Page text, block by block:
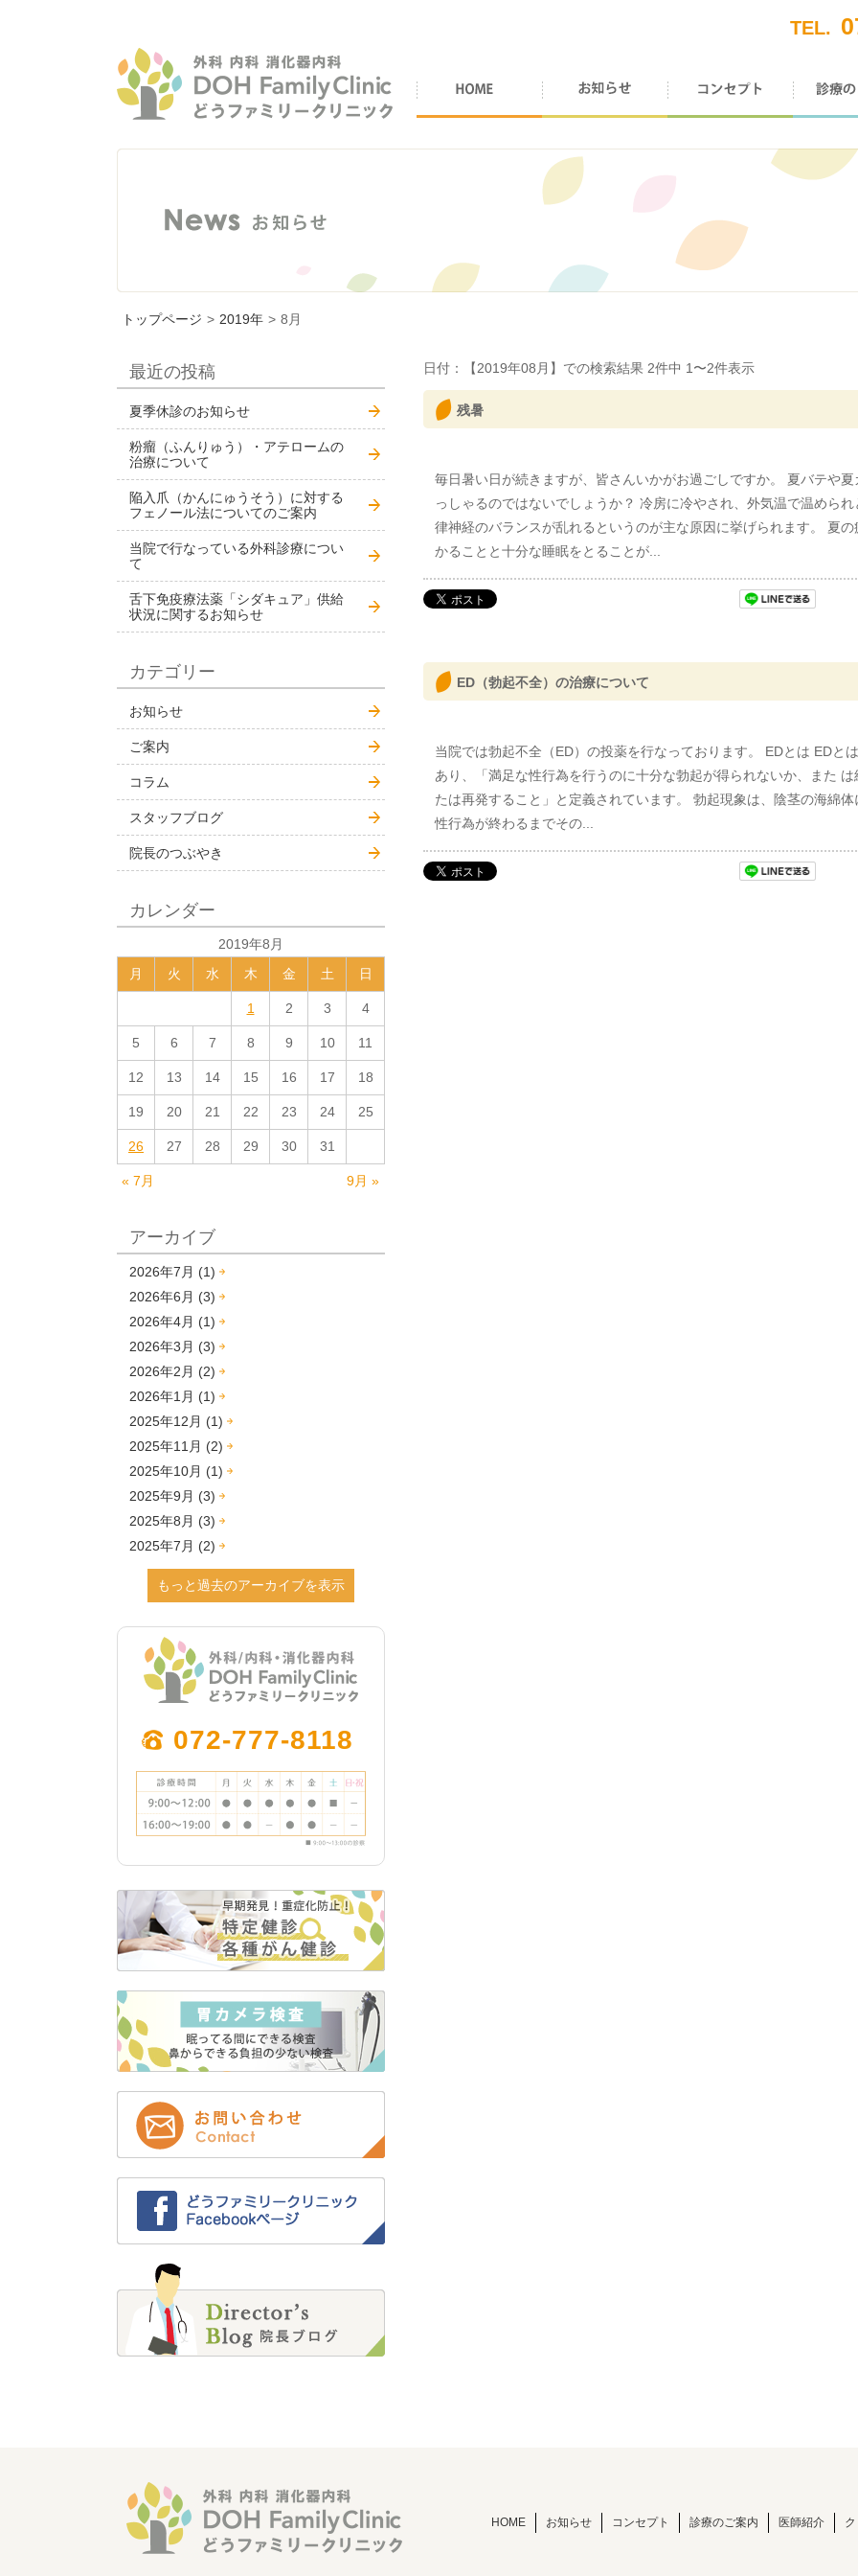
TEL.
トップページ > 2019年 > 8月
日付：【2019年08月 】での検索結果 2件中 1〜2件表示
残暑
毎日暑い日が続きますが、皆さんいかがお過ごしですか。 夏バテや
っしゃるのではないでしょうか？ 冷房に冷やされ、外気温で温めら
律神経のバランスが乱れるというのが主な原因に挙げられます。 夏
かることと十分な睡眠をとることが...
ED（勃起不全）の治療について
当院では勃起不全（ED）の投薬を行なっております。 EDとは EDと
あり、「満足な性行為を行うのに十分な勃起が得られないか、また
たは再発すること」と定義されています。 勃起現象は、陰茎の海綿体
性行為が終わるまでその...
最近の投稿
夏季休診のお知らせ
粉瘤（ふんりゅう）・アテロームの
治療について
陥入爪（かんにゅうそう）に対する
フェノール法についてのご案内
当院で行なっている外科診療につい
て
舌下免疫療法薬「シダキュア」供給
状況に関するお知らせ
カテゴリー
お知らせ
ご案内
コラム
スタッフブログ
院長のつぶやき
カレンダー
2019年8月
月
火 水 木 金 土 日
« 7月 9月 »
1 2 3 4
5 6 7 8 9 10 11
12 13 14 15 16 17 18
19 20 21 22 23 24 25
26 27 28 29 30 31
アーカイブ
2026年7月 (1)
2026年6月 (3)
2026年4月 (1)
2026年3月 (3)
2026年2月 (2)
2026年1月 (1)
2025年12月 (1)
2025年11月 (2)
2025年10月 (1)
2025年9月 (3)
2025年8月 (3)
2025年7月 (2)
2025年6月 (1)
2025年2月 (1)
2024年9月 (2)
2024年8月 (2)
2024年7月 (1)
2024年2月 (1)
2023年12月 (1)
2023年11月 (5)
2023年10月 (3)
2023年8月 (1)
2023年7月 (1)
2023年5月 (2)
2023年4月 (1)
2023年3月 (2)
2022年12月 (2)
2022年11月 (2)
2022年9月 (1)
2022年8月 (12)
2022年7月 (12)
2022年6月 (1)
2022年5月 (1)
2022年2月 (4)
2022年1月 (2)
2021年12月 (3)
2021年11月 (5)
2021年10月 (6)
2021年9月 (4)
2021年8月 (3)
2021年2月 (1)
2021年1月 (2)
2020年12月 (3)
もっと過去のアーカイブを表示
072-777-8118
HOME お知らせ コンセプト 診療のご案内 医師紹介